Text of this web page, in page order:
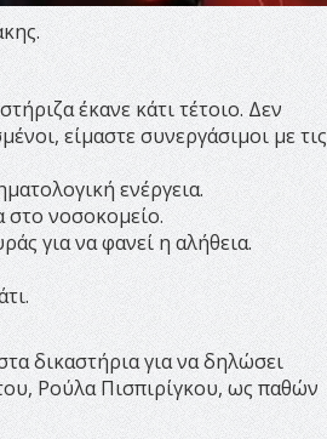
έκανε κάτι τέτοιο. Δεν
είμαστε συνεργάσιμοι με τις
ενέργεια.
στο νοσοκομείο.
για να φανεί η αλήθεια.
δικαστήρια για να δηλώσει
Ρούλα Πισπιρίγκου, ως παθών